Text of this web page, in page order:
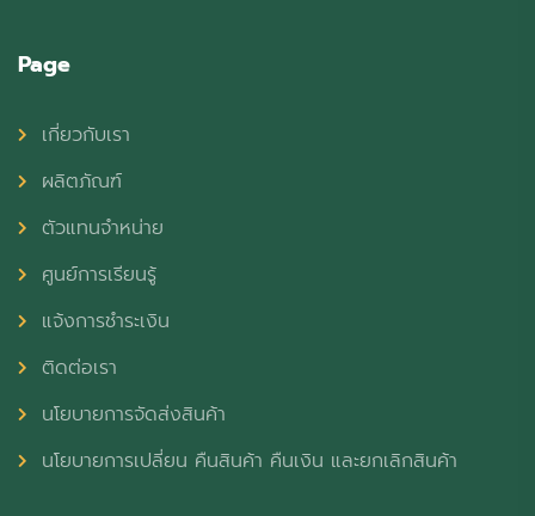
Page
เกี่ยวกับเรา
ผลิตภัณฑ์
ตัวแทนจำหน่าย
ศูนย์การเรียนรู้
แจ้งการชำระเงิน
ติดต่อเรา
นโยบายการจัดส่งสินค้า
นโยบายการเปลี่ยน คืนสินค้า คืนเงิน และยกเลิกสินค้า